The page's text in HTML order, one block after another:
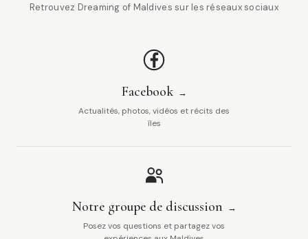
Retrouvez Dreaming of Maldives sur les réseaux sociaux
Facebook
Actualités, photos, vidéos et récits des
îles
Notre groupe de discussion
Posez vos questions et partagez vos